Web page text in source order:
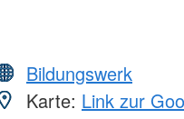
Bildungswerk
Karte: Link zur